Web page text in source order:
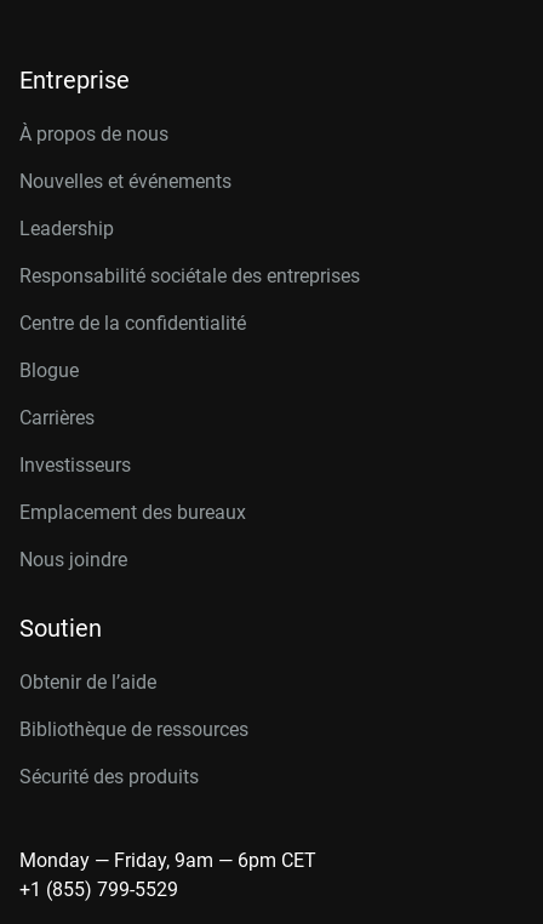
Entreprise
À propos de nous
Nouvelles et événements
Leadership
Responsabilité sociétale des entreprises
Centre de la confidentialité
Blogue
Carrières
Investisseurs
Emplacement des bureaux
Nous joindre
Soutien
Obtenir de l’aide
Bibliothèque de ressources
Sécurité des produits
Monday — Friday, 9am — 6pm CET
+1 (855) 799-5529